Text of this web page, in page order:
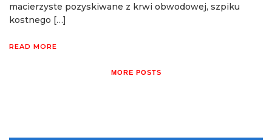
macierzyste pozyskiwane z krwi obwodowej, szpiku
kostnego […]
READ MORE
MORE POSTS